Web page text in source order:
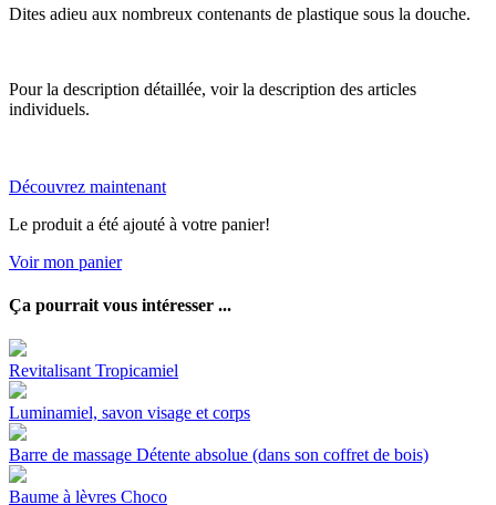
Dites adieu aux nombreux contenants de plastique sous la douche.
Pour la description détaillée, voir la description des articles
individuels.
Découvrez maintenant
Le produit a été ajouté à votre panier!
Voir mon panier
Ça pourrait vous intéresser ...
Revitalisant Tropicamiel
Luminamiel, savon visage et corps
Barre de massage Détente absolue (dans son coffret de bois)
Baume à lèvres Choco